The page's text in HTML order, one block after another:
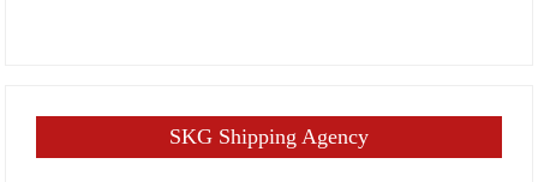
SKG Shipping Agency